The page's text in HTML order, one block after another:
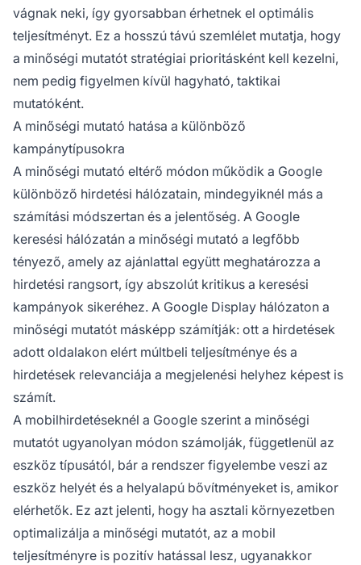
vágnak neki, így gyorsabban érhetnek el optimális
teljesítményt. Ez a hosszú távú szemlélet mutatja, hogy
a minőségi mutatót stratégiai prioritásként kell kezelni,
nem pedig figyelmen kívül hagyható, taktikai
mutatóként.
A minőségi mutató hatása a különböző
kampánytípusokra
A minőségi mutató eltérő módon működik a Google
különböző hirdetési hálózatain, mindegyiknél más a
számítási módszertan és a jelentőség. A Google
keresési hálózatán a minőségi mutató a legfőbb
tényező, amely az ajánlattal együtt meghatározza a
hirdetési rangsort, így abszolút kritikus a keresési
kampányok sikeréhez. A Google Display hálózaton a
minőségi mutatót másképp számítják: ott a hirdetések
adott oldalakon elért múltbeli teljesítménye és a
hirdetések relevanciája a megjelenési helyhez képest is
számít.
A mobilhirdetéseknél a Google szerint a minőségi
mutatót ugyanolyan módon számolják, függetlenül az
eszköz típusától, bár a rendszer figyelembe veszi az
eszköz helyét és a helyalapú bővítményeket is, amikor
elérhetők. Ez azt jelenti, hogy ha asztali környezetben
optimalizálja a minőségi mutatót, az a mobil
teljesítményre is pozitív hatással lesz, ugyanakkor